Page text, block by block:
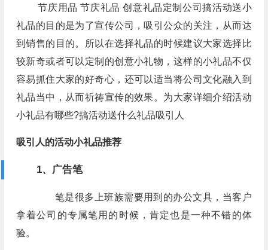
节庆用品 节庆礼品 创意礼品定制公司搞活动送小
礼品的目的是为了宣传公司，吸引公众的关注，从而达
到销售的目的。所以在选择礼品的时候建议大家选择比
较新奇或者可以定制的创意小礼物，这样的小礼品不仅
容易抓住大家的好奇心，还可以适当将公司文化融入到
礼品当中，从而祈祷宣传的效果。为大家详细介绍活动
小礼品有哪些?搞活动送什么礼品吸引人
吸引人的活动小礼品推荐
1、广告笔
笔是很多上班族需要用到的办公文具，当客户
拿着公司的专属笔用的时候，肯定也是一种不错的体
验。